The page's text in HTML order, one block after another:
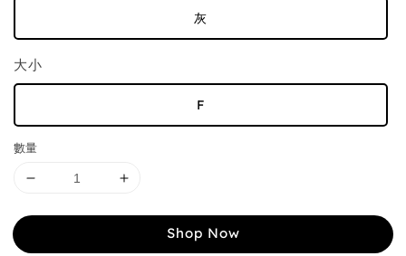
灰
大小
F
數量
Shop Now